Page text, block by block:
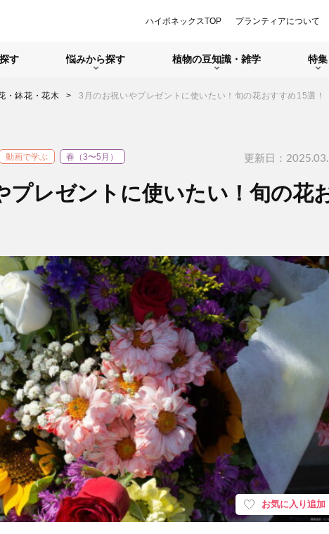
ハイポネックスTOP プランティアについて
す 悩みから探す 植物の豆知識・雑学 特集
・鉢花・花木 3月のお祝いやプレゼントに使いたい！旬の花おすすめ15選！
更新日：
動画で学ぶ 春（3〜5月）
プレゼントに使いたい！旬の花
お気に入り追加